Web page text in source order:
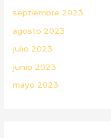
septiembre 2023
agosto 2023
julio 2023
junio 2023
mayo 2023